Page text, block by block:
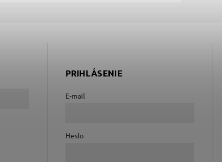
PRIHLÁSENIE
E-mail
Heslo